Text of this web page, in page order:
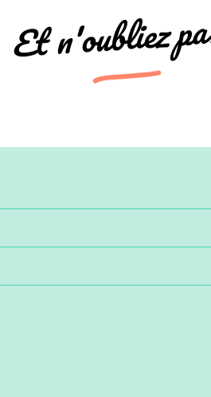
Et n'oubliez